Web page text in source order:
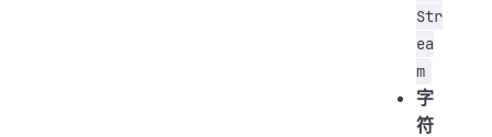
Str
ea
m
字
符